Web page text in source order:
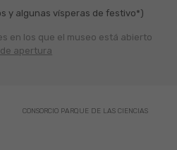
y algunas vísperas de festivo*)
en los que el museo está abierto
apertura
CONSORCIO PARQUE DE LAS CIENCIAS